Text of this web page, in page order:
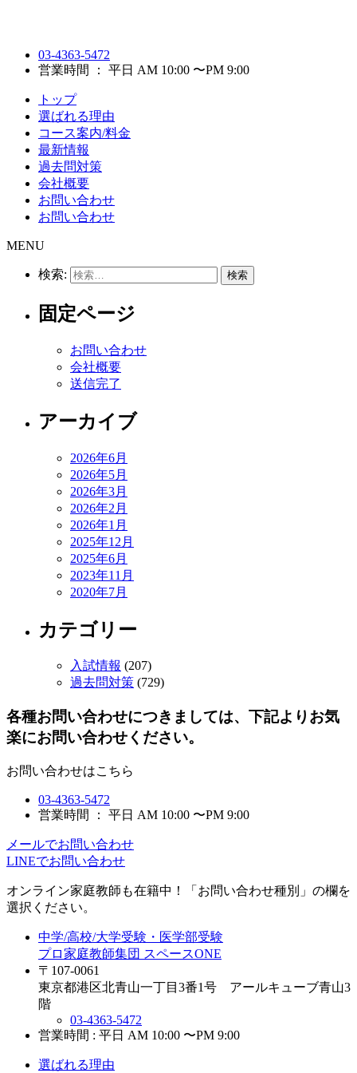
03-4363-5472
営業時間 ： 平日 AM 10:00 〜PM 9:00
トップ
選ばれる理由
コース案内/料金
最新情報
過去問対策
会社概要
お問い合わせ
お問い合わせ
MENU
検索:
固定ページ
お問い合わせ
会社概要
送信完了
アーカイブ
2026年6月
2026年5月
2026年3月
2026年2月
2026年1月
2025年12月
2025年6月
2023年11月
2020年7月
カテゴリー
入試情報 (207)
過去問対策 (729)
各種お問い合わせにつきましては、下記よりお気
楽にお問い合わせください。
お問い合わせはこちら
03-4363-5472
営業時間 ： 平日 AM 10:00 〜PM 9:00
メールでお問い合わせ
LINEでお問い合わせ
オンライン家庭教師 も在籍中！「お問い合わせ種別」の欄を
選択ください。
中学/高校/大学受験・医学部受験
プロ家庭教師集団 スペースONE
〒107-0061
東京都港区北青山一丁目3番1号 アールキューブ青山3
階
03-4363-5472
営業時間 : 平日 AM 10:00 〜PM 9:00
選ばれる理由